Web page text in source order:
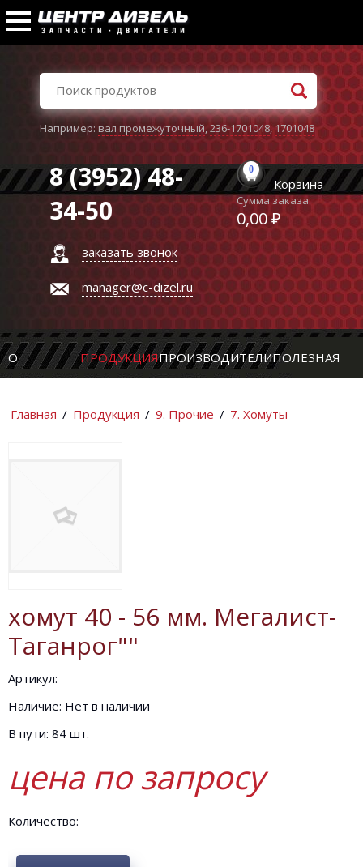
Например:вал промежуточный,236-1701048,1701048
8 (3952) 48-
34-50
заказать звонок
manager@c-dizel.ru
0
Корзина
Сумма заказа:
0,00 ₽
О ПРОДУКЦИЯПРОИЗВОДИТЕЛИПОЛЕЗНАЯ
Главная / Продукция / 9. Прочие / 7. Хомуты
хомут 40 - 56 мм. Мегалист-
Таганрог""
Артикул:
Наличие: Нет в наличии
В пути: 84 шт.
цена по запросу
Количество: